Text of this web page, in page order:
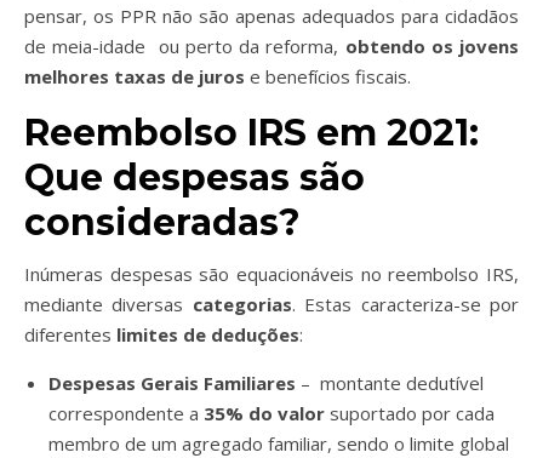
pensar, os PPR não são apenas adequados para cidadãos
de meia-idade ou perto da reforma, obtendo os jovens
melhores taxas de juros e benefícios fiscais.
Reembolso IRS em 2021:
Que despesas são
consideradas?
Inúmeras despesas são equacionáveis no reembolso IRS,
mediante diversas categorias. Estas caracteriza-se por
diferentes limites de deduções:
Despesas Gerais Familiares – montante dedutível
correspondente a 35% do valor suportado por cada
membro de um agregado familiar, sendo o limite global